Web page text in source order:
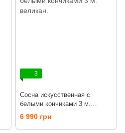
3
Сосна искусственная с
белыми кончиками 3 м.
великан.
6 990 грн